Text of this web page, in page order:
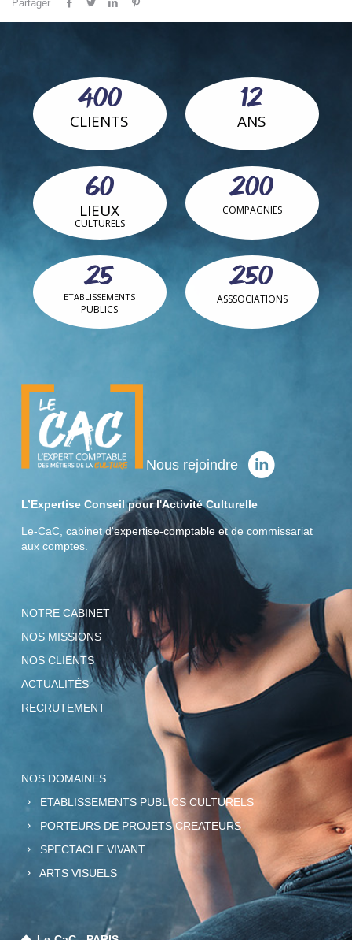
Partager
400
CLIENTS
12
ANS
60
LIEUX
CULTURELS
200
COMPAGNIES
25
ETABLISSEMENTS
PUBLICS
250
ASSSOCIATIONS
Nous rejoindre
L’Expertise Conseil pour l'Activité Culturelle
Le-CaC, cabinet d'expertise-comptable et de commissariat
aux comptes.
NOTRE CABINET
NOS MISSIONS
NOS CLIENTS
ACTUALITÉS
RECRUTEMENT
NOS DOMAINES
ETABLISSEMENTS PUBLICS CULTURELS
PORTEURS DE PROJETS CREATEURS
SPECTACLE VIVANT
ARTS VISUELS